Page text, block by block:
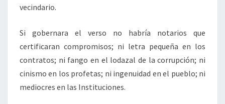
vecindario.
Si gobernara el verso no habría notarios que
certificaran compromisos; ni letra pequeña en los
contratos; ni fango en el lodazal de la corrupción; ni
cinismo en los profetas; ni ingenuidad en el pueblo; ni
mediocres en las Instituciones.